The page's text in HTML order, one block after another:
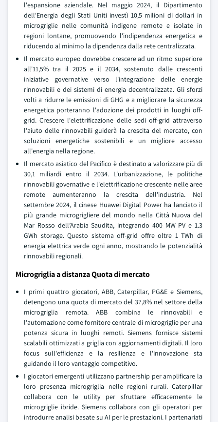
l'espansione aziendale. Nel maggio 2024, il Dipartimento
dell'Energia degli Stati Uniti investì 10,5 milioni di dollari in
microgriglie nelle comunità indigene remote e isolate in
regioni lontane, promuovendo l'indipendenza energetica e
riducendo al minimo la dipendenza dalla rete centralizzata.
Il mercato europeo dovrebbe crescere ad un ritmo superiore
all'11,5% tra il 2025 e il 2034, sostenuto dalle crescenti
iniziative governative verso l'integrazione delle energie
rinnovabili e dei sistemi di energia decentralizzata. Gli sforzi
volti a ridurre le emissioni di GHG e a migliorare la sicurezza
energetica porteranno l'adozione dei prodotti in luoghi off-
grid. Crescere l'elettrificazione delle sedi off-grid attraverso
l'aiuto delle rinnovabili guiderà la crescita del mercato, con
soluzioni energetiche sostenibili e un migliore accesso
all'energia nella regione.
Il mercato asiatico del Pacifico è destinato a valorizzare più di
30,1 miliardi entro il 2034. L'urbanizzazione, le politiche
rinnovabili governative e l'elettrificazione crescente nelle aree
remote aumenteranno la crescita dell'industria. Nel
settembre 2024, il cinese Huawei Digital Power ha lanciato il
più grande microgrigliere del mondo nella Città Nuova del
Mar Rosso dell’Arabia Saudita, integrando 400 MW PV e 1.3
GWh storage. Questo sistema off-grid offre oltre 1 TWh di
energia elettrica verde ogni anno, mostrando le potenzialità
rinnovabili regionali.
Microgriglia a distanza Quota di mercato
I primi quattro giocatori, ABB, Caterpillar, PG&E e Siemens,
detengono una quota di mercato del 37,8% nel settore della
microgriglia remota. ABB combina le rinnovabili e
l'automazione come fornitore centrale di microgriglie per una
potenza sicura in luoghi remoti. Siemens fornisce sistemi
scalabili ottimizzati a griglia con aggiornamenti digitali. Il loro
focus sull'efficienza e la resilienza e l'innovazione sta
guidando il loro vantaggio competitivo.
I giocatori emergenti utilizzano partnership per amplificare la
loro presenza microgriglia nelle regioni rurali. Caterpillar
collabora con le utility per sfruttare efficacemente le
microgriglie ibride. Siemens collabora con gli operatori per
introdurre analisi basate su AI per le prestazioni. I partenariati